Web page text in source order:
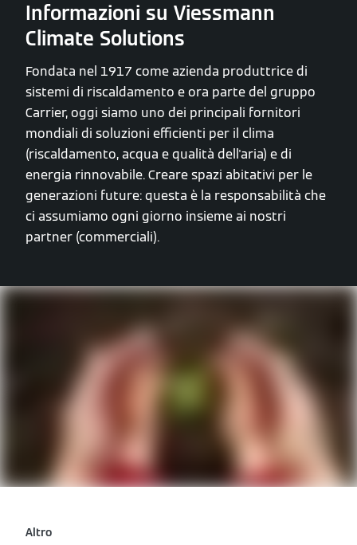
Informazioni su Viessmann
Climate Solutions
Fondata nel 1917 come azienda produttrice di
sistemi di riscaldamento e ora parte del gruppo
Carrier, oggi siamo uno dei principali fornitori
mondiali di soluzioni efficienti per il clima
(riscaldamento, acqua e qualità dell'aria) e di
energia rinnovabile. Creare spazi abitativi per le
generazioni future: questa è la responsabilità che
ci assumiamo ogni giorno insieme ai nostri
partner (commerciali).
Altro